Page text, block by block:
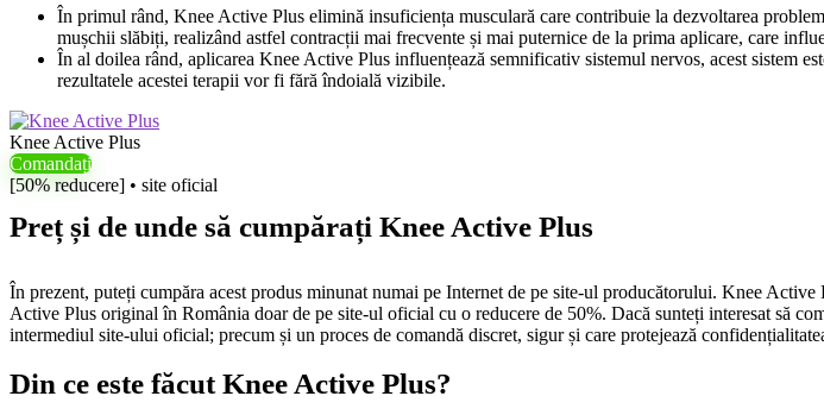
În primul rând, Knee Active Plus elimină insuficiența musculară care contribuie la dezvoltarea
mușchii slăbiți, realizând astfel contracții mai frecvente și mai puternice de la prima aplicare, care
În al doilea rând, aplicarea Knee Active Plus influențează semnificativ sistemul nervos, acest sistem
rezultatele acestei terapii vor fi fără îndoială vizibile.
Knee Active Plus
Comandați
[50% reducere] • site oficial
Preț și de unde să cumpărați Knee Active Plus
În prezent, puteți cumpăra acest produs minunat numai pe Internet de pe site-ul producătorului. Knee
Active Plus original în România doar de pe site-ul oficial cu o reducere de 50%. Dacă sunteți interesat să
intermediul site-ului oficial; precum și un proces de comandă discret, sigur și care protejează
Din ce este făcut Knee Active Plus?